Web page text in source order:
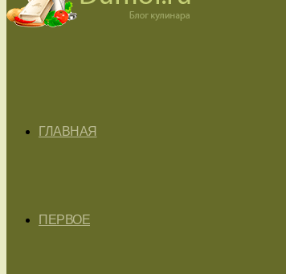
ГЛАВНАЯ
ПЕРВОЕ